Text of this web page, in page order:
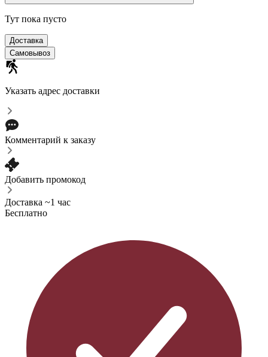
Тут пока пусто
Доставка
Самовывоз
Указать адрес доставки
Комментарий к заказу
Добавить промокод
Доставка ~1 час
Бесплатно